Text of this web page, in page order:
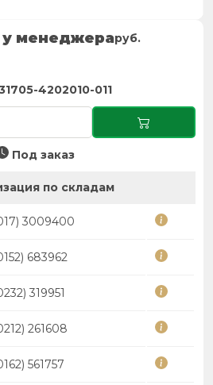
у менеджераруб.
4202010-011
Под заказ
по складам
3009400
683962
319951
261608
561757